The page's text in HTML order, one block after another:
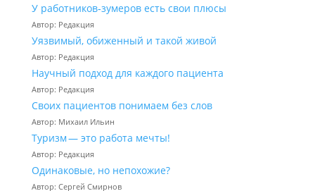
У работников‑зумеров есть свои плюсы
Автор: Редакция
Уязвимый, обиженный и такой живой
Автор: Редакция
Научный подход для каждого пациента
Автор: Редакция
Своих пациентов понимаем без слов
Автор: Михаил Ильин
Туризм — это работа мечты!
Автор: Редакция
Одинаковые, но непохожие?
Автор: Сергей Смирнов